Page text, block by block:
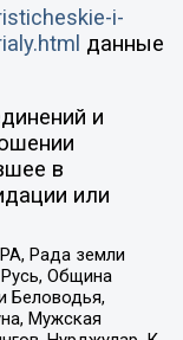
i-
данные
и
в
или
Рада земли
Община
Беловодья,
Мужская